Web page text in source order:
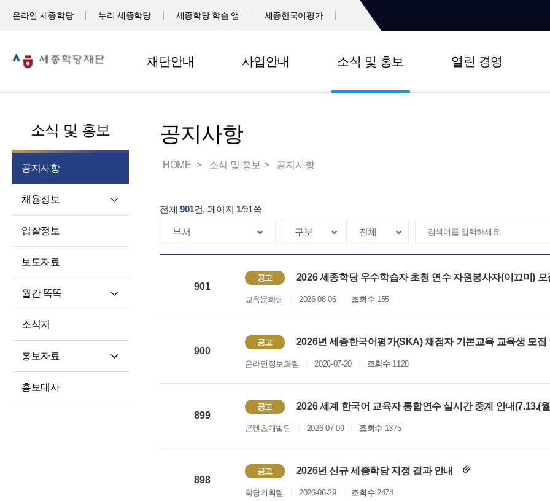
온라인 세종학당 누리 세종학당 세종학당 학습 앱 세종한국어평가
재단안내 사업안내 소식 및 홍보 열린 경영
소식 및 홍보
공지사항
채용정보
입찰정보
보도자료
월간 똑똑
소식지
홍보자료
홍보대사
공지사항
HOME 소식 및 홍보 공지사항
전체 901건, 페이지 1/91쪽
901
공고 2026 세종학당 우수학습자 초청 연수 자원봉사자(이끄미) 모
교육문화팀 2026-08-06 조회수155
900
공고 2026년 세종한국어평가(SKA) 채점자 기본교육 교육생 모집
온라인정보화팀 2026-07-20 조회수1128
899
공고 2026 세계 한국어 교육자 통합연수 실시간 중계 안내(7.13.(
콘텐츠개발팀 2026-07-09 조회수 1375
898
공고 2026년 신규 세종학당 지정 결과 안내
학당기획팀 2026-06-29 조회수2474